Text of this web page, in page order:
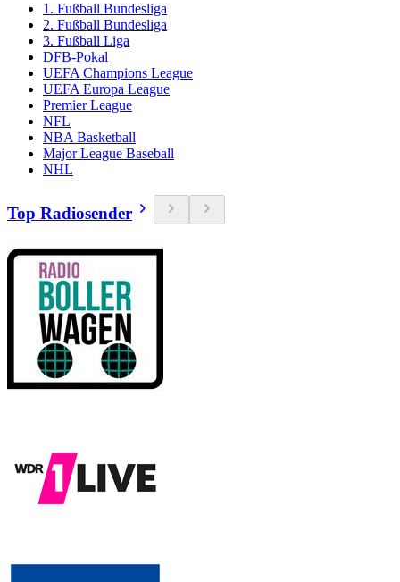
1. Fußball Bundesliga
2. Fußball Bundesliga
3. Fußball Liga
DFB-Pokal
UEFA Champions League
UEFA Europa League
Premier League
NFL
NBA Basketball
Major League Baseball
NHL
Top Radiosender